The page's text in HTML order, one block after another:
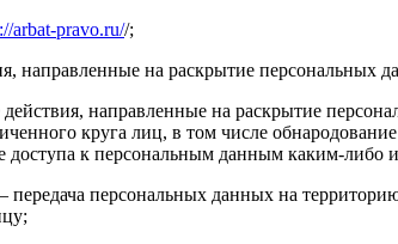
arbat-pravo.ru//;
направленные на раскрытие персональных
направленные на раскрытие
круга лиц, в том числе
доступа к персональным данным каким-либо
персональных данных на